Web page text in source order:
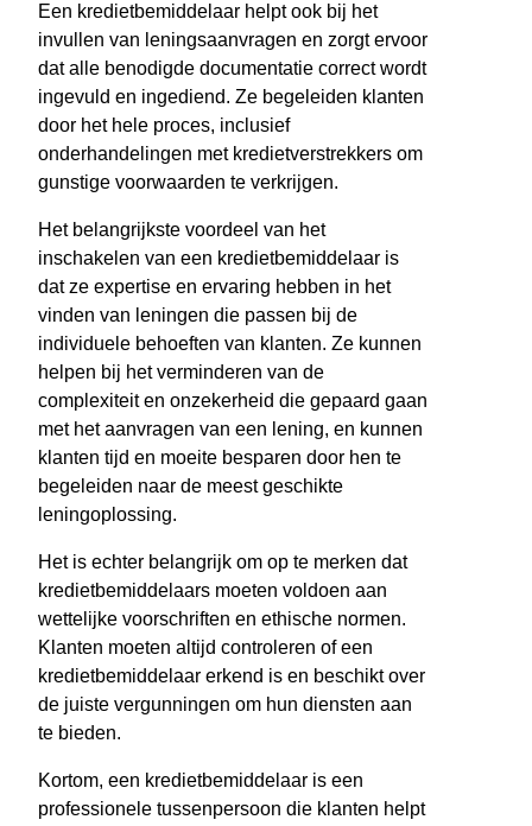
Een kredietbemiddelaar helpt ook bij het
invullen van leningsaanvragen en zorgt ervoor
dat alle benodigde documentatie correct wordt
ingevuld en ingediend. Ze begeleiden klanten
door het hele proces, inclusief
onderhandelingen met kredietverstrekkers om
gunstige voorwaarden te verkrijgen.
Het belangrijkste voordeel van het
inschakelen van een kredietbemiddelaar is
dat ze expertise en ervaring hebben in het
vinden van leningen die passen bij de
individuele behoeften van klanten. Ze kunnen
helpen bij het verminderen van de
complexiteit en onzekerheid die gepaard gaan
met het aanvragen van een lening, en kunnen
klanten tijd en moeite besparen door hen te
begeleiden naar de meest geschikte
leningoplossing.
Het is echter belangrijk om op te merken dat
kredietbemiddelaars moeten voldoen aan
wettelijke voorschriften en ethische normen.
Klanten moeten altijd controleren of een
kredietbemiddelaar erkend is en beschikt over
de juiste vergunningen om hun diensten aan
te bieden.
Kortom, een kredietbemiddelaar is een
professionele tussenpersoon die klanten helpt